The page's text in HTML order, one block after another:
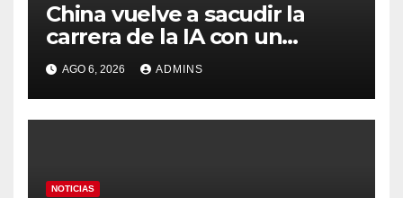
China vuelve a sacudir la
carrera de la IA con un
modelo capaz de trabajar
durante días sin intervención
humana
AGO 6, 2026 ADMINS
NOTICIAS